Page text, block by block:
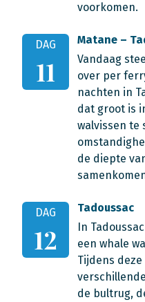
voorkomen.
DAG
11
Matane –
Vandaag
over per
nachten in
dat groot is
walvissen te
de diepte
DAG
12
Tadoussac
In
een whale
Tijdens
de bultrug,